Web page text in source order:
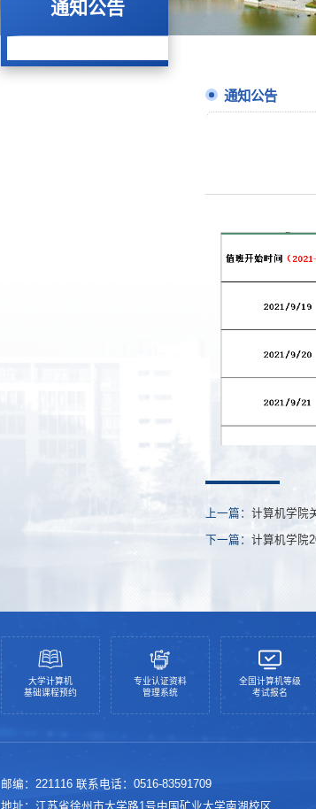
通知公告
通知公告
上一篇： 计算机学院
下一篇： 计算机学院
大学计算机
基础课程预约
专业认证资料
管理系统
全国计算机等级
考试报名
邮编：221116 联系电话：0516-83591709